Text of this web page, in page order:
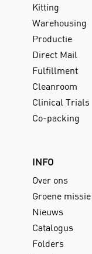
Kitting
Warehousing
Productie
Direct Mail
Fulfillment
Cleanroom
Clinical Trials
Co-packing
INFO
Over ons
Groene missie
Nieuws
Catalogus
Folders